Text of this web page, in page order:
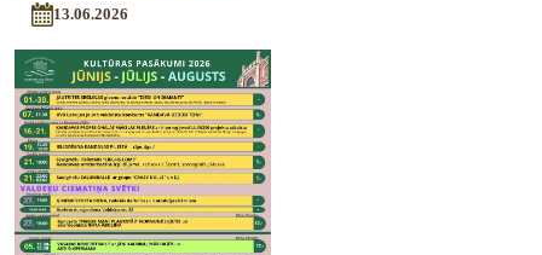
13.06.2026